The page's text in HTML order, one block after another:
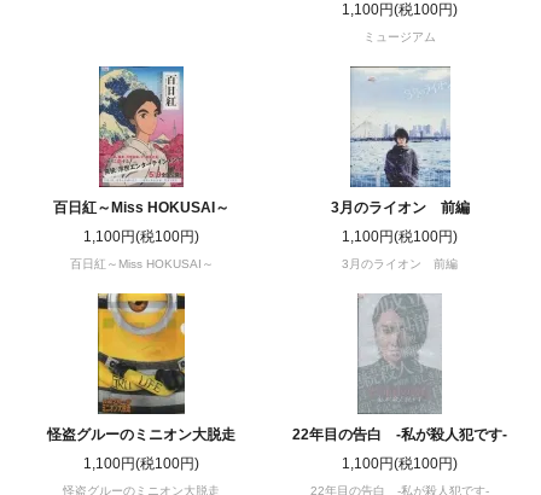
1,100円(税100円)
ミュージアム
百日紅～Miss HOKUSAI～
1,100円(税100円)
百日紅～Miss HOKUSAI～
3月のライオン 前編
1,100円(税100円)
3月のライオン 前編
怪盗グルーのミニオン大脱走
1,100円(税100円)
怪盗グルーのミニオン大脱走
22年目の告白 -私が殺人犯です-
1,100円(税100円)
22年目の告白 -私が殺人犯です-